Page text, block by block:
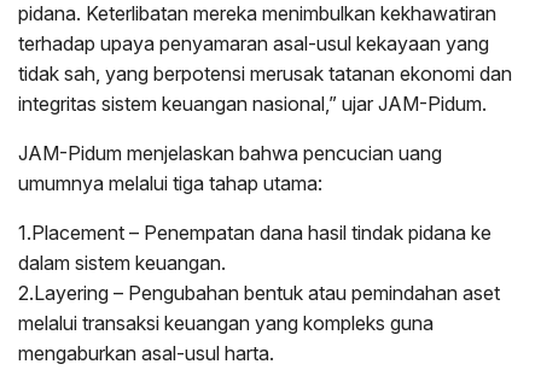
pidana. Keterlibatan mereka menimbulkan kekhawatiran
terhadap upaya penyamaran asal-usul kekayaan yang
tidak sah, yang berpotensi merusak tatanan ekonomi dan
integritas sistem keuangan nasional,” ujar JAM-Pidum.
JAM-Pidum menjelaskan bahwa pencucian uang
umumnya melalui tiga tahap utama:
1.Placement – Penempatan dana hasil tindak pidana ke
dalam sistem keuangan.
2.Layering – Pengubahan bentuk atau pemindahan aset
melalui transaksi keuangan yang kompleks guna
mengaburkan asal-usul harta.